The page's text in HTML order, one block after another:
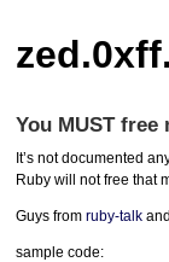
You MUST
It’s not documented
Ruby will not free that
Guys from ruby-talkand
sample code: